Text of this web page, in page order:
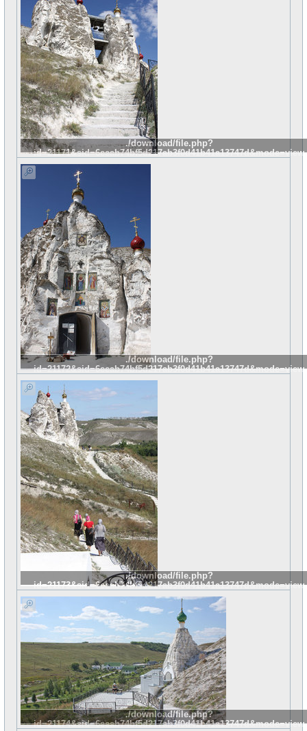
./download/file.php?
id=21171&sid=6eeab74bf5d217ab3f0d41b41a13747d&mode=view
./download/file.php?
id=21172&sid=6eeab74bf5d217ab3f0d41b41a13747d&mode=view
./download/file.php?
id=21173&sid=6eeab74bf5d217ab3f0d41b41a13747d&mode=view
./download/file.php?
id=21174&sid=6eeab74bf5d217ab3f0d41b41a13747d&mode=view